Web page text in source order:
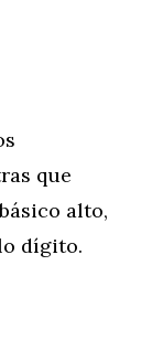
que
alto,
dígito.